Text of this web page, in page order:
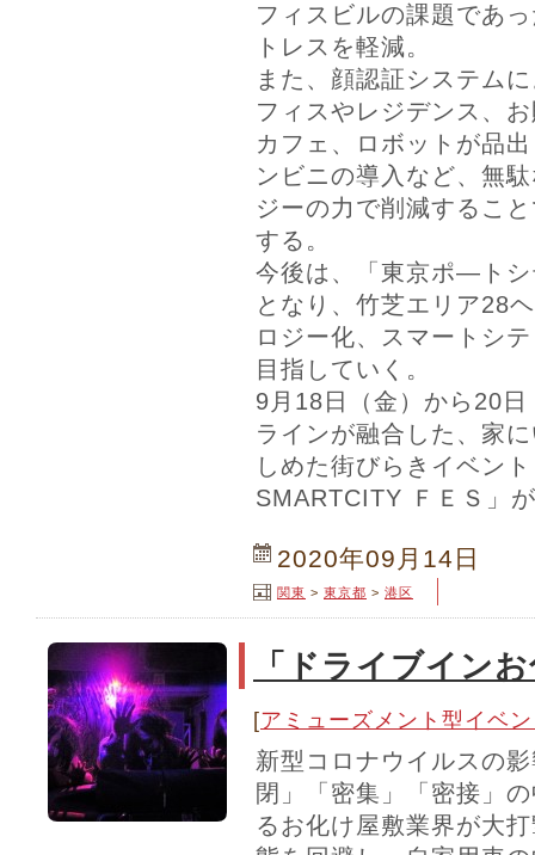
フィスビルの課題であ
トレスを軽減。
また、顔認証システム
フィスやレジデンス、
カフェ、ロボットが品
ンビニの導入など、無
ジーの力で削減するこ
する。
今後は、「東京ポ―ト
となり、竹芝エリア28
ロジー化、スマートシ
目指していく。
9月18日（金）から20
ラインが融合した、家
しめた街びらきイベン
SMARTCITY ＦＥＳ」
2020年09月14日
関東 > 東京都 > 港区
「ドライブイン
[アミューズメント型イベ
新型コロナウイルスの
閉」「密集」「密接」
るお化け屋敷業界が大